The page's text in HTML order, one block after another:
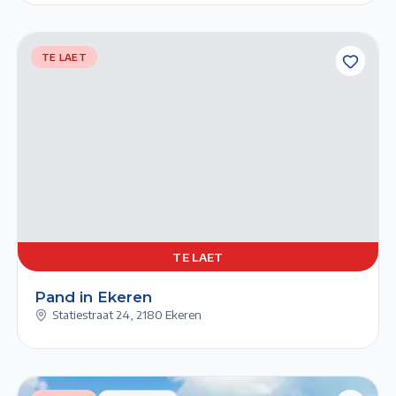
TE LAET
TE LAET
TE
LAET
TE
Pand in Ekeren
Statiestraat 24 2180 Ekeren